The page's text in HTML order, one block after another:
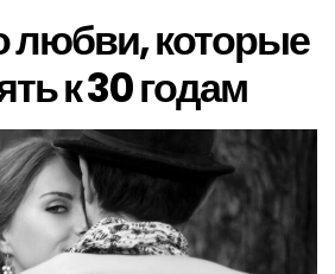
любви, которые
к 30 годам